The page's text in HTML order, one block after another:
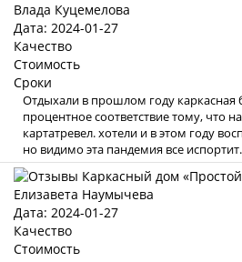
Влада Куцемелова
Дата: 2024-01-27
Качество
Стоимость
Сроки
Отдыхали в прошлом году каркасная
процентное соответствие тому, что
картатревел. хотели и в этом году
но видимо эта пандемия все испортит.
Елизавета Наумычева
Дата: 2024-01-27
Качество
Стоимость